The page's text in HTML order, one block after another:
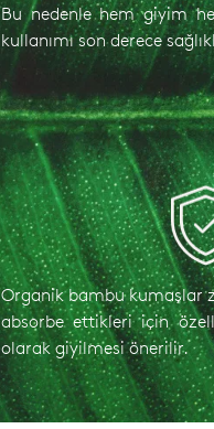
Bu nedenle hem giyim
kullanımı son derece
Organik bambu kumaşlar
absorbe ettikleri için
olarak giyilmesi önerilir.